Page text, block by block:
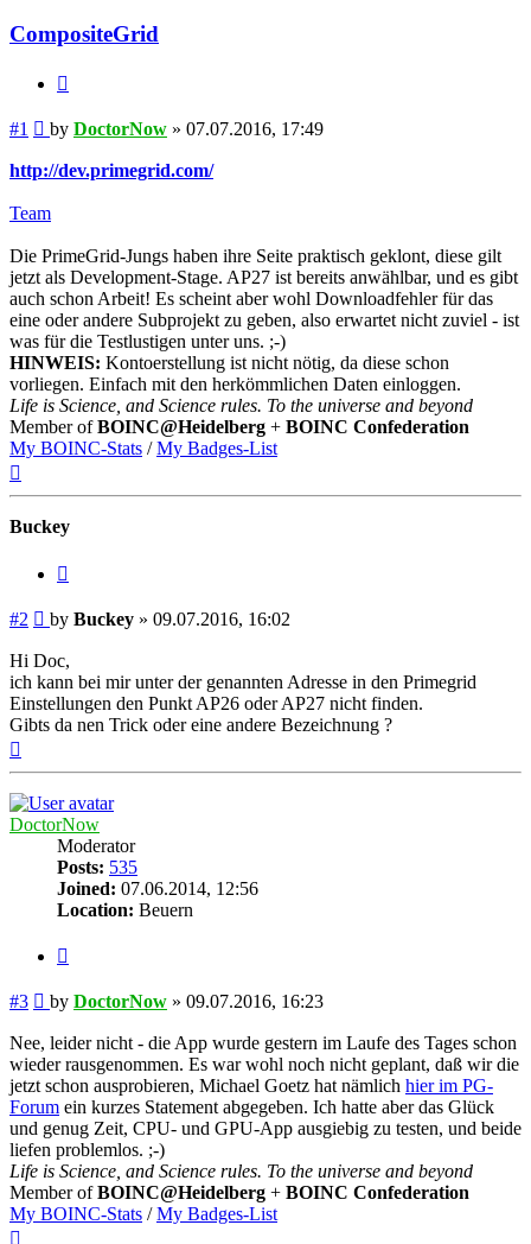
CompositeGrid
#1 Post
by DoctorNow » 07.07.2016, 17:49
http://dev.primegrid.com/
Team
Die PrimeGrid-Jungs haben ihre Seite praktisch geklont, diese gilt
jetzt als Development-Stage. AP27 ist bereits anwählbar, und es gibt
auch schon Arbeit! Es scheint aber wohl Downloadfehler für das
eine oder andere Subprojekt zu geben, also erwartet nicht zuviel - ist
was für die Testlustigen unter uns. ;-)
HINWEIS: Kontoerstellung ist nicht nötig, da diese schon
vorliegen. Einfach mit den herkömmlichen Daten einloggen.
Life is Science, and Science rules. To the universe and beyond
Member ofBOINC@Heidelberg + BOINC Confederation
My BOINC-Stats /My Badges-List
Buckey
#2 Post
by Buckey » 09.07.2016, 16:02
Hi Doc,
ich kann bei mir unter der genannten Adresse in den Primegrid
Einstellungen den Punkt AP26 oder AP27 nicht finden.
Gibts da nen Trick oder eine andere Bezeichnung ?
DoctorNow
Moderator
Posts: 535
Joined: 07.06.2014, 12:56
Location: Beuern
#3 Post
by DoctorNow » 09.07.2016, 16:23
Nee, leider nicht - die App wurde gestern im Laufe des Tages schon
wieder rausgenommen. Es war wohl noch nicht geplant, daß wir die
jetzt schon ausprobieren, Michael Goetz hat nämlich hier im PG-
Forum ein kurzes Statement abgegeben. Ich hatte aber das Glück
und genug Zeit, CPU- und GPU-App ausgiebig zu testen, und beide
liefen problemlos. ;-)
Life is Science, and Science rules. To the universe and beyond
Member ofBOINC@Heidelberg + BOINC Confederation
My BOINC-Stats /My Badges-List